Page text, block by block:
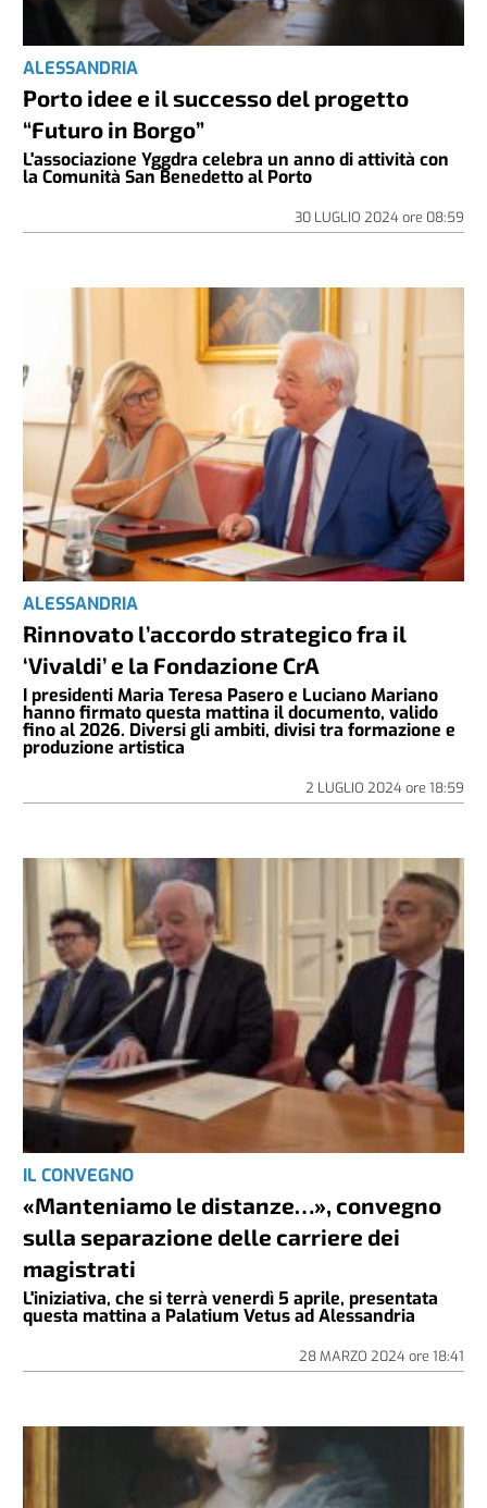
ALESSANDRIA
Porto idee e il successo del progetto
“Futuro in Borgo”
L'associazione Yggdra celebra un anno di attività con
la Comunità San Benedetto al Porto
30 LUGLIO 2024ore 08:59
ALESSANDRIA
Rinnovato l’accordo strategico fra il
‘Vivaldi’ e la Fondazione CrA
I presidenti Maria Teresa Pasero e Luciano Mariano
hanno firmato questa mattina il documento, valido
fino al 2026. Diversi gli ambiti, divisi tra formazione e
produzione artistica
2 LUGLIO 2024ore 18:59
IL CONVEGNO
«Manteniamo le distanze…», convegno
sulla separazione delle carriere dei
magistrati
L'iniziativa, che si terrà venerdì 5 aprile, presentata
questa mattina a Palatium Vetus ad Alessandria
28 MARZO 2024ore 18:41